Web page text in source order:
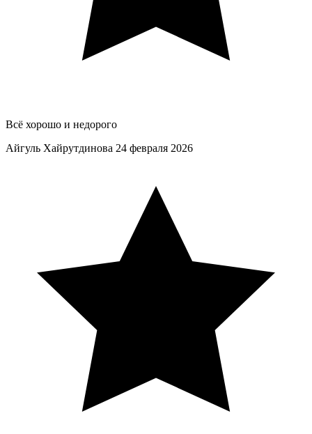
Всё хорошо и недорого
Айгуль Хайрутдинова 24 февраля 2026